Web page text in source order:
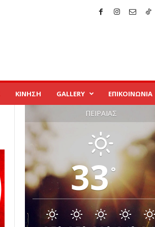
ΚΙΝΗΣΗ GALLERY ΕΠΙΚΟΙΝΩΝΙΑ
ΠΕΙΡΑΙΆΣ
33°